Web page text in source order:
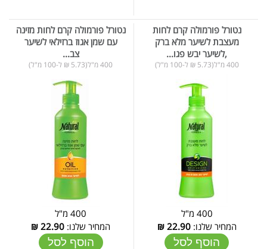
נטורל פורמולה קרם לחות
מעצבת לשיער מלא ברק
,לשיער יבש פגו...
400 מ"ל(5.73 ₪ ל-100 מ"ל)
400 מ"ל
המחיר שלנו:22.90
₪
הוסף לסל
נטורל פורמולה קרם לחות מזינה
עם שמן אגוז ברזילאי לשיער
צב...
400 מ"ל(5.73 ₪ ל-100 מ"ל)
400 מ"ל
המחיר שלנו: 22.90
₪
הוסף לסל